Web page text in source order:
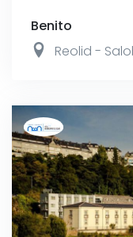
Benito
Reolid -